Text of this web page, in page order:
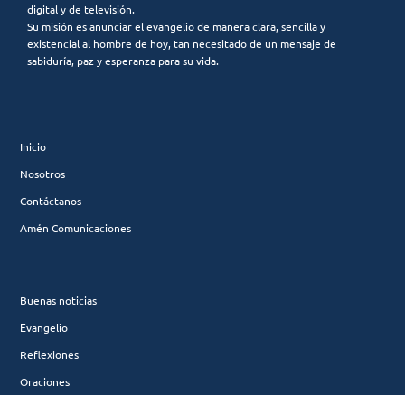
digital y de televisión.
Su misión es anunciar el evangelio de manera clara, sencilla y
existencial al hombre de hoy, tan necesitado de un mensaje de
sabiduría, paz y esperanza para su vida.
Inicio
Nosotros
Contáctanos
Amén Comunicaciones
Buenas noticias
Evangelio
Reflexiones
Oraciones